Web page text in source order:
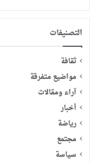
التصنيفات
ثقافة
مواضيع متفرقة
آراء ومقالات
أخبار
رياضة
مجتمع
سياسة